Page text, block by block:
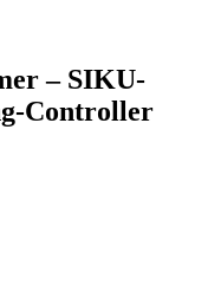
– SIKU-
Controller